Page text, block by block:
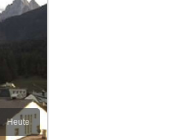
Heute